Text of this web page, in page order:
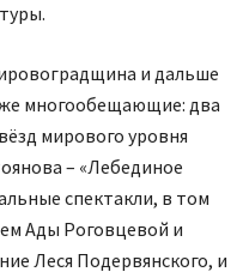
и дальше
многообещающие: два
мирового уровня
– «Лебединое
спектакли, в том
Ады Роговцевой и
Леся Подервянского, и